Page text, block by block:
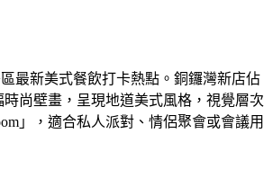
最新美式餐飲打卡熱點。銅鑼灣新店佔
尚壁畫，呈現地道美式風格，視覺層次
」，適合私人派對、情侶聚會或會議用